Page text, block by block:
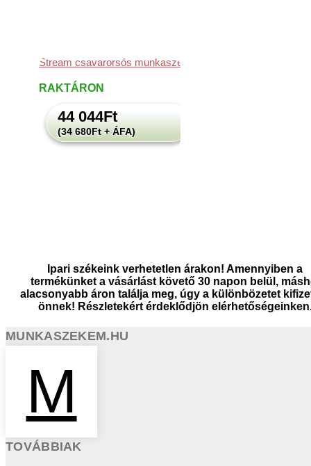
Stream csavarorsós munkaszék
RAKTÁRON
44 044Ft
(34 680Ft + ÁFA)
Ipari székeink verhetetlen árakon! Amennyiben a
termékünket a vásárlást követő 30 napon belül,
alacsonyabb áron találja meg, úgy a különbözetet
önnek! Részletekért érdeklődjön
MUNKASZEKEM.HU
M
TOVÁBBIAK